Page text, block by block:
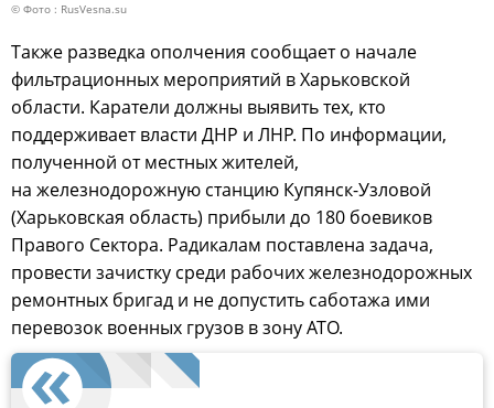
© Фото : RusVesna.su
Также разведка ополчения сообщает о начале
фильтрационных мероприятий в Харьковской
области. Каратели должны выявить тех, кто
поддерживает власти ДНР и ЛНР. По информации,
полученной от местных жителей,
на железнодорожную станцию Купянск-Узловой
(Харьковская область) прибыли до 180 боевиков
Правого Сектора. Радикалам поставлена задача,
провести зачистку среди рабочих железнодорожных
ремонтных бригад и не допустить саботажа ими
перевозок военных грузов в зону АТО.